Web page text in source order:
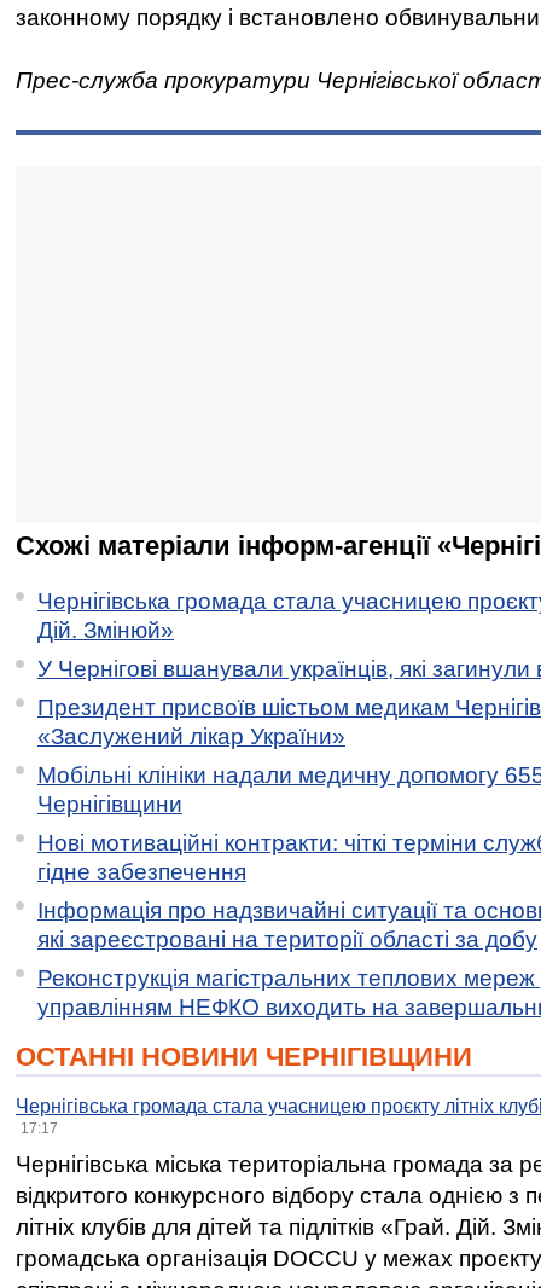
законному порядку і встановлено
Прес-служба прокуратури Чернігівської
Схожі матеріали інформ-агенції
Чернігівська громада стала учасницею
Дій. Змінюй»
У Чернігові вшанували українців, які загинули
Президент присвоїв шістьом медикам
«Заслужений лікар України»
Мобільні клініки надали медичну допомогу
Чернігівщини
Нові мотиваційні контракти: чіткі терміни
гідне забезпечення
Інформація про надзвичайні ситуації та
які зареєстровані на території області за добу
Реконструкція магістральних теплових мереж
управлінням НЕФКО виходить на
ОСТАННІ НОВИНИ ЧЕРНІГІВЩИНИ
Чернігівська громада стала учасницею проєкту літніх
17:17
Чернігівська міська територіальна громада за
відкритого конкурсного відбору стала однією
літніх клубів для дітей та підлітків «Грай. Дій.
громадська організація DOCCU у межах